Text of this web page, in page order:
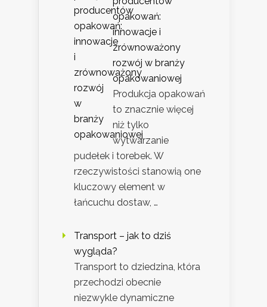
opakowań:
innowacje i
zrównoważony
rozwój w branży
opakowaniowej
Produkcja opakowań
to znacznie więcej
niż tylko
wytwarzanie
pudełek i torebek. W
rzeczywistości stanowią one
kluczowy element w
łańcuchu dostaw, …
Transport – jak to dziś
wygląda?
Transport to dziedzina, która
przechodzi obecnie
niezwykle dynamiczne